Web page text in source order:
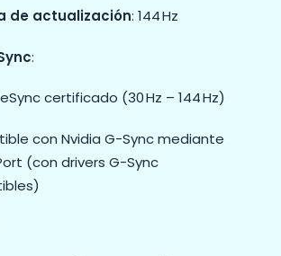
de actualización: 144 Hz
:
certificado (30 Hz – 144 Hz)
con Nvidia G-Sync mediante
(con drivers G-Sync